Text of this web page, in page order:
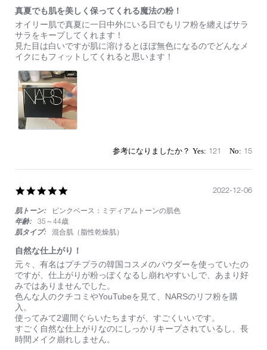
真夏でも肌を美しく保ってくれる魔法の粉！
Review
by
on
23
Aug
2023
review
stating
真
夏
で
も
肌
を
美
し
く
る
魔
法
の
粉！
オイリー肌で真夏に一日中外にいる日でもリフ粉を纏えばサラ
サラをキープしてくれます！
見た目は白いですが肌に溶けるとほぼ無色になるのでどんなメ
イクにもフィットしてくれると思います！
121 15
rating
肌トーン:
ピンクベース：ミディアムトーンの肌色
年齢:
35～44歳
肌タイプ:
混合肌（脂性乾燥肌）
自然な仕上がり！
Review
by
on
6
Dec
2022
review
stating
自
然
な
仕
上
が
り！
元々、有名はプチプラの韓国コスメのパウダーを使っていたの
ですが、仕上がりが粉っぽくなるし崩れやすいしで、あまり好
みではありませんでした。
色んな人のクチコミやYouTubeを見て、NARSのリフ粉を購
入。
使ってみて2週間ぐらいたちますが、すごくいいです。
すごく自然な仕上がりなのにしっかりキープされているし、長
時間メイク崩れしません。
2022-12-06